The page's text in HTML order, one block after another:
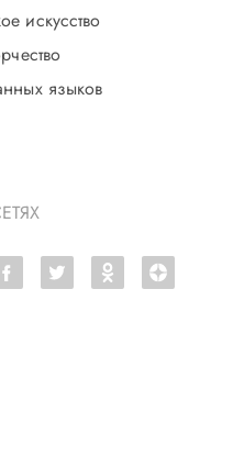
искусство
языков